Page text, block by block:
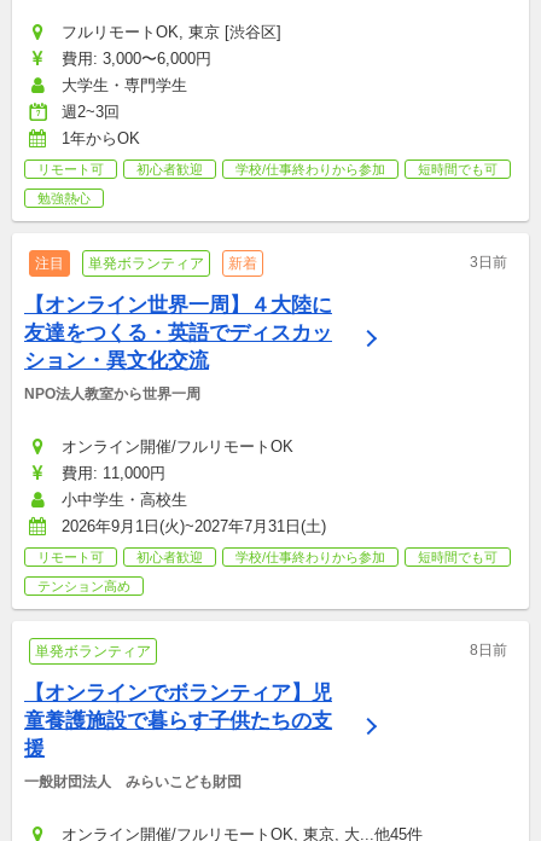
フルリモートOK, 東京 [渋谷区]
費用: 3,000〜6,000円
大学生・専門学生
週2~3回
1年からOK
リモート可 初心者歓迎 学校/仕事終わりから参加
短時間でも可
勉強熱心
注目 単発ボランティア 新着 3日前
【オンライン世界一周】４大陸に
友達をつくる・英語でディスカッ
ション・異文化交流
NPO法人教室から世界一周
オンライン開催/フルリモートOK
費用: 11,000円
小中学生・高校生
2026年9月1日(火)~2027年7月31日(土)
リモート可 初心者歓迎 学校/仕事終わりから参加
短時間でも可
テンション高め
単発ボランティア 8日前
【オンラインでボランティア】児
童養護施設で暮らす子供たちの支
援
一般財団法人　みらいこども財団
オンライン開催/フルリモートOK, 東京, 大...他45件